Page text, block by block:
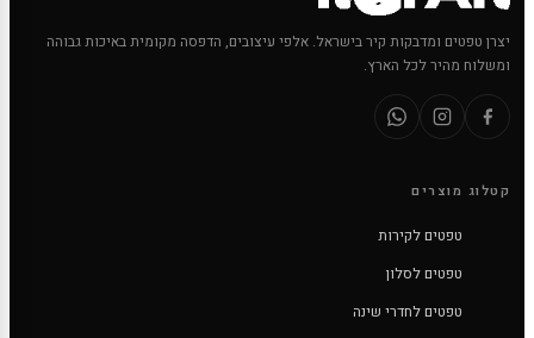
יצרן טפטים ומדבקות קיר בישראל. אלפי עיצובים, הדפסה מקומית באיכות גבוהה
ומשלוח מהיר לכל הארץ.
קטלוג מוצרים
טפטים לקירות
טפטים לסלון
טפטים לחדרי שינה